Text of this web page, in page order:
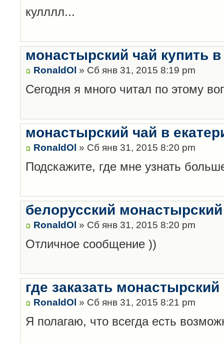
кулллл...
монастырский чай купить в
RonaldOl » Сб янв 31, 2015 8:19 pm
Сегодня я много читал по этому
монастырский чай в
RonaldOl » Сб янв 31, 2015 8:20 pm
Подскажите, где мне узнать
белорусский
RonaldOl » Сб янв 31, 2015 8:20 pm
Отличное сообщение ))
где заказать монастырский
RonaldOl » Сб янв 31, 2015 8:21 pm
Я полагаю, что всегда есть